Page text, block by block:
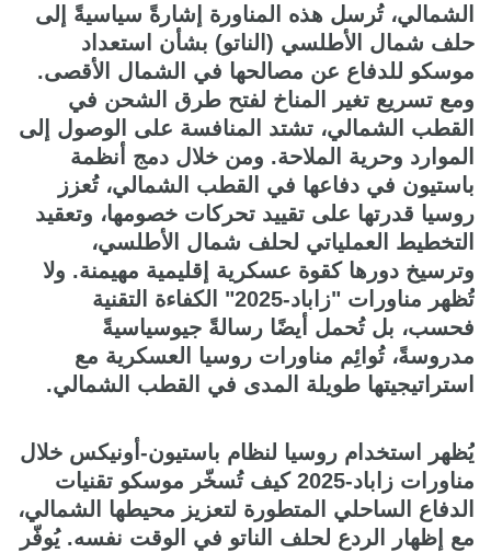
الشمالي، تُرسل هذه المناورة إشارةً سياسيةً إلى
حلف شمال الأطلسي (الناتو) بشأن استعداد
موسكو للدفاع عن مصالحها في الشمال الأقصى.
ومع تسريع تغير المناخ لفتح طرق الشحن في
القطب الشمالي، تشتد المنافسة على الوصول إلى
الموارد وحرية الملاحة. ومن خلال دمج أنظمة
باستيون في دفاعها في القطب الشمالي، تُعزز
روسيا قدرتها على تقييد تحركات خصومها، وتعقيد
التخطيط العملياتي لحلف شمال الأطلسي،
وترسيخ دورها كقوة عسكرية إقليمية مهيمنة. ولا
تُظهر مناورات "زاباد-2025" الكفاءة التقنية
فحسب، بل تُحمل أيضًا رسالةً جيوسياسيةً
مدروسةً، تُوائِم مناورات روسيا العسكرية مع
استراتيجيتها طويلة المدى في القطب الشمالي.
يُظهر استخدام روسيا لنظام باستيون-أونيكس خلال
مناورات زاباد-2025 كيف تُسخّر موسكو تقنيات
الدفاع الساحلي المتطورة لتعزيز محيطها الشمالي،
مع إظهار الردع لحلف الناتو في الوقت نفسه. يُوفّر